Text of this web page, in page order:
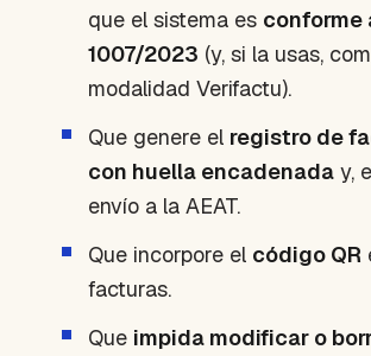
que el sistema es conforme
1007/2023 (y, si la usas,
modalidad Verifactu).
Que genere el registro de
con huella encadenada y,
envío a la AEAT.
Que incorpore el código QR
facturas.
Que impida modificar o